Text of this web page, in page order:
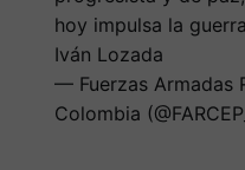
hoy impulsa la
Iván Lozada
— Fuerzas Armadas
Colombia